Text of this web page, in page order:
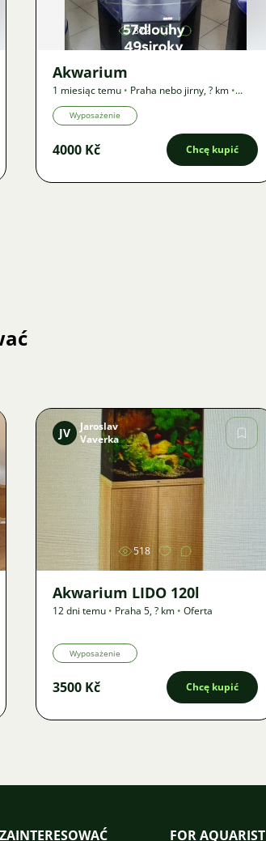
872
Akwarium
1 miesiąc temu • Praha nebo jirny,? km •
Oferta
Wyposażenie
4000 Kč Chcę kupić
Zdjęcie
JV
Jaroslav
Vaverka
518
Akwarium LIDO 120l
12 dni temu • Praha 5,? km • Oferta
Wyposażenie
3500 Kč Chcę kupić
FOR AQUARIST